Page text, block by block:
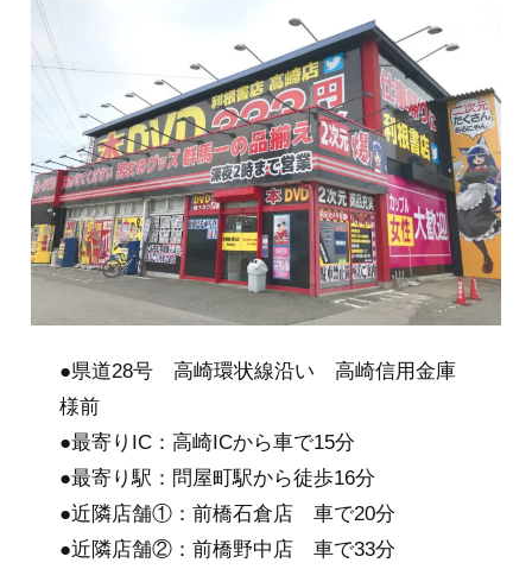
店舗サービス
買取について
よくある質問
会社概要
メディア掲載情報
採用情報
お問い合わせ
●県道28号 高崎環状線沿い 高崎信用金庫
様前
●最寄りIC：高崎ICから車で15分
●最寄り駅：問屋町駅から徒歩16分
●近隣店舗①：前橋石倉店 車で20分
●近隣店舗②：前橋野中店 車で33分